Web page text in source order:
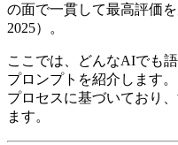
の面で一貫して最高評価
2025）。
ここでは、どんなAIでも
プロンプトを紹介します
プロセスに基づいており
ます。